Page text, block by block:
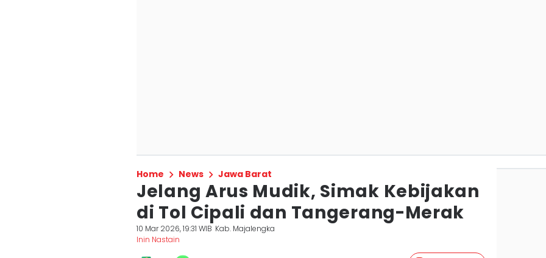
Home News Jawa Barat
Jelang Arus Mudik, Simak Kebijakan
di Tol Cipali dan Tangerang-Merak
10 Mar 2026, 19:31 WIB Kab. Majalengka
Inin Nastain